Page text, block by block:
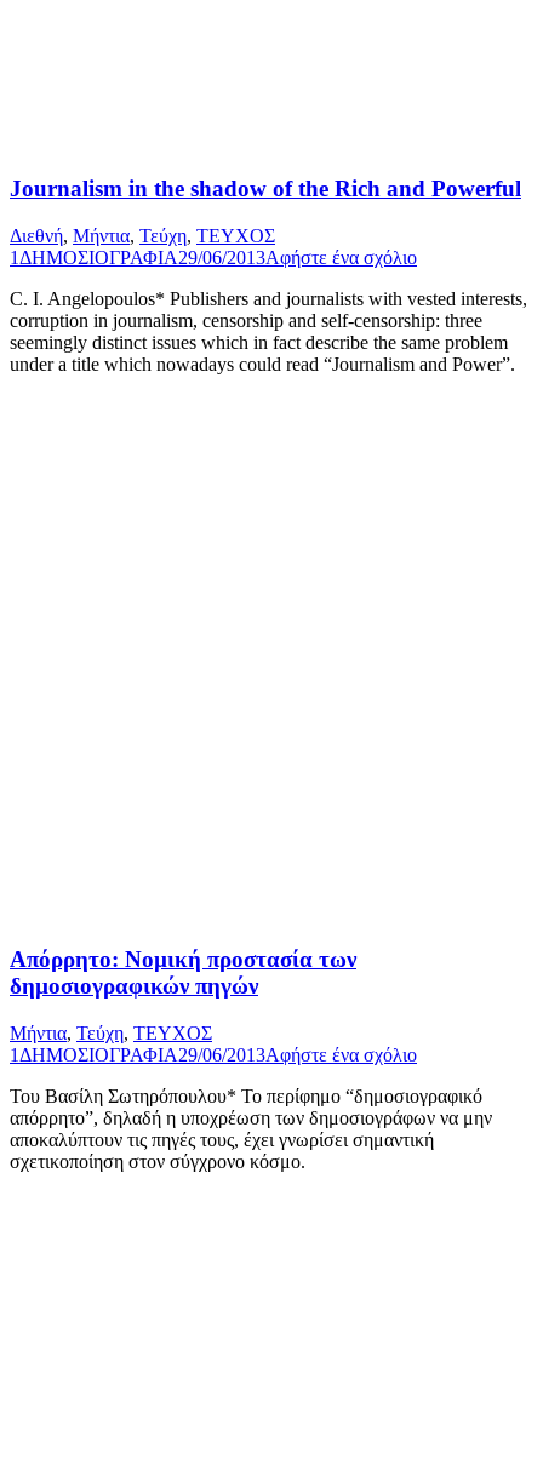
Journalism in the shadow of the Rich and Powerful
Διεθνή, Μήντια, Τεύχη, ΤΕΥΧΟΣ
1 ΔΗΜΟΣΙΟΓΡΑΦΙΑ29/06/2013Αφήστε ένα σχόλιο
C. I. Angelopoulos* Publishers and journalists with vested interests,
corruption in journalism, censorship and self-censorship: three
seemingly distinct issues which in fact describe the same problem
under a title which nowadays could read “Journalism and Power”.
Απόρρητο: Νοµική προστασία των
δηµοσιογραφικών πηγών
Μήντια, Τεύχη, ΤΕΥΧΟΣ
1 ΔΗΜΟΣΙΟΓΡΑΦΙΑ29/06/2013Αφήστε ένα σχόλιο
Του Βασίλη Σωτηρόπουλου* Το περίφημο “δημοσιογραφικό
απόρρητο”, δηλαδή η υποχρέωση των δημοσιογράφων να μην
αποκαλύπτουν τις πηγές τους, έχει γνωρίσει σημαντική
σχετικοποίηση στον σύγχρονο κόσμο.